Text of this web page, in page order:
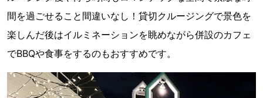
間を過ごせること間違いなし！貸切クルージングで景色を
楽しんだ後はイルミネーションを眺めながら併設のカフェ
でBBQや食事をするのもおすすめです。